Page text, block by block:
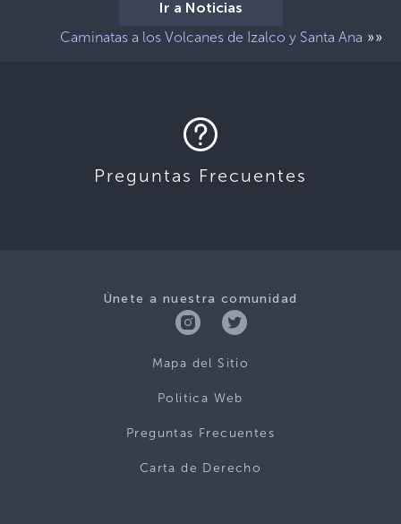
Ir a Noticias
Caminatas a los Volcanes de Izalco y Santa Ana »»
Preguntas Frecuentes
Únete a nuestra comunidad
Mapa del Sitio
Politica Web
Preguntas Frecuentes
Carta de Derecho